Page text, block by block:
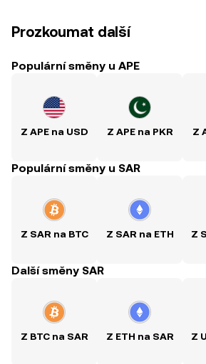
Prozkoumat další
Populární směny u APE
Z APE na USD Z APE na PKR Z
Populární směny u SAR
Z SAR na BTC Z SAR na ETH
Další směny SAR
Z BTC na SAR Z ETH na SAR